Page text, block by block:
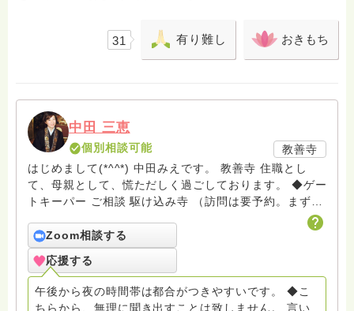
31 有り難し おきもち
中田 三恵
個別相談可能
教善寺
はじめまして(*^^*) 中田みえです。 教善寺 住職とし
て、母親として、慌ただしく過ごしております。 ◆ゲー
トキーパー ご相談 駆け込み寺 （訪問は要予約。まずは
ターミナルケア、看取り、グリーフケア、希死念慮、自
死、産前産後うつ、育児、DV、デートDV、トラウマ、
PTSD、傾聴トレーナー、手話、要約筆記、行政相談
員、女性支援員、小学校 中学校支援員としても、ケア
サポートをしています。 ◆一般社団法人『グリーフケア
Zoom相談する
応援する
午後から夜の時間帯は都合がつきやすいです。 ◆こ
ちらから、無理に聞き出すことは致しません。 言い